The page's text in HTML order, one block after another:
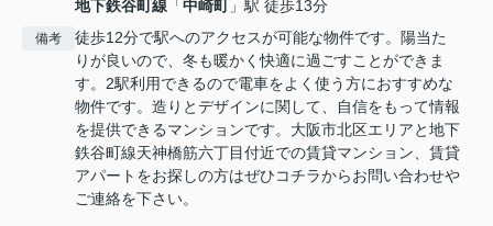
地下鉄谷町線 「中崎町」駅 徒歩13分
備考
徒歩12分で駅へのアクセスが可能な物件です。陽当た
りが良いので、冬も暖かく快適に過ごすことができま
す。2駅利用できるので電車をよく使う方におすすめな
物件です。造りとデザインに関して、自信をもって情報
を提供できるマンションです。大阪市北区エリアと地下
鉄谷町線天神橋筋六丁目付近での賃貸マンション、賃貸
アパートをお探しの方はぜひコチラからお問い合わせや
ご連絡を下さい。